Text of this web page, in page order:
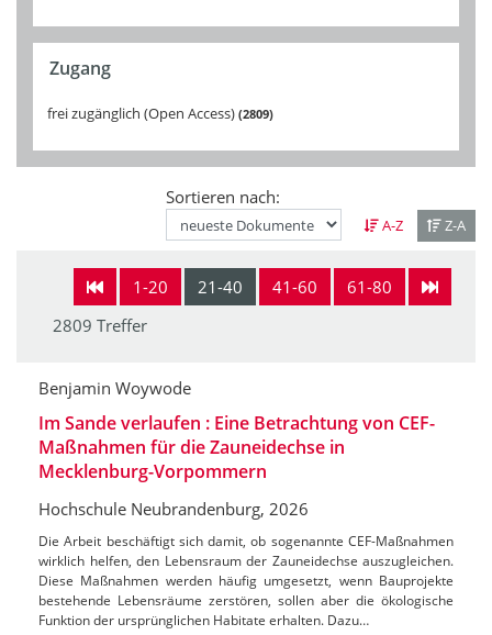
Zugang
frei zugänglich (Open Access) 2809
Sortieren nach:
A-Z Z-A
1-20 21-40 41-60
61-80
2809 Treffer
Benjamin Woywode
Im Sande verlaufen : Eine Betrachtung von CEF-
Maßnahmen für die Zauneidechse in
Mecklenburg-Vorpommern
Hochschule Neubrandenburg, 2026
Die Arbeit beschäftigt sich damit, ob sogenannte CEF-Maßnahmen
wirklich helfen, den Lebensraum der Zauneidechse auszugleichen.
Diese Maßnahmen werden häufig umgesetzt, wenn Bauprojekte
bestehende Lebensräume zerstören, sollen aber die ökologische
Funktion der ursprünglichen Habitate erhalten. Dazu…